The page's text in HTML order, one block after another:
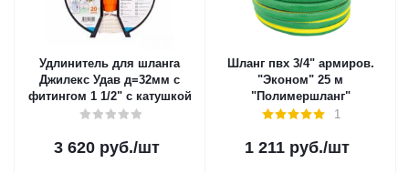
Удлинитель для шланга
Джилекс Удав д=32мм с
фитингом 1 1/2" с катушкой
3 620руб./шт
Шланг пвх 3/4" армиров.
"Эконом" 25 м
"Полимершланг"
1
1 211 руб./шт